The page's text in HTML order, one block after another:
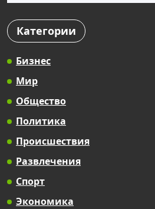
Категории
Бизнес
Мир
Общество
Политика
Происшествия
Развлечения
Спорт
Экономика